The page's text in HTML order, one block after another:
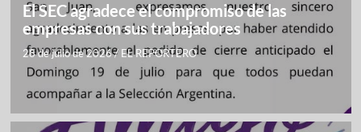
El SEC agradece el compromiso de las
empresas con sus trabajadores
28 de julio de 2026/ EL REPORTERO